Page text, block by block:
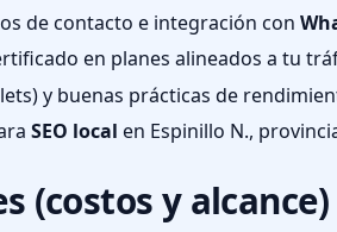
de contacto e integración con
en planes alineados a tu
y buenas prácticas de
SEO local en Espinillo N.,
(costos y alcance)